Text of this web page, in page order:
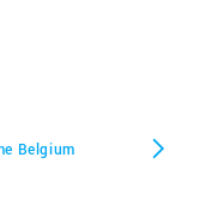
Belgium